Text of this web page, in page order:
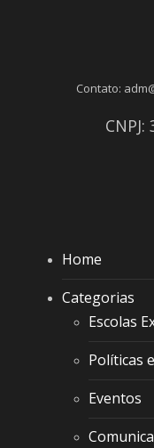
Contato:
Home
Categorias
Escolas
Políticas
Eventos